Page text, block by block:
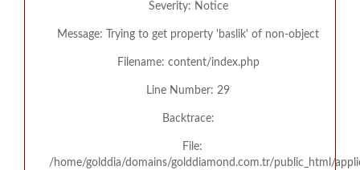
Severity: Notice
Message: Trying to get property 'baslik' of non-object
Filename: content/index.php
Line Number: 29
Backtrace:
File:
/home/golddia/domains/golddiamond.com.tr/public_html/